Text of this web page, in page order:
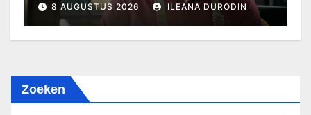
8 AUGUSTUS 2026 ILEANA DURODIN
Zoeken